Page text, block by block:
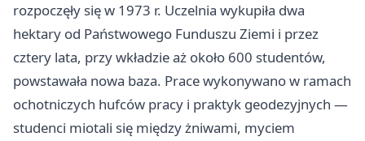
rozpoczęły się w 1973 r. Uczelnia wykupiła dwa
hektary od Państwowego Funduszu Ziemi i przez
cztery lata, przy wkładzie aż około 600 studentów,
powstawała nowa baza. Prace wykonywano w ramach
ochotniczych hufców pracy i praktyk geodezyjnych —
studenci miotali się między żniwami, myciem